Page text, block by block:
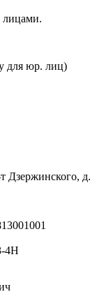
лицами.
для юр. лиц)
Дзержинского, д.
4Н